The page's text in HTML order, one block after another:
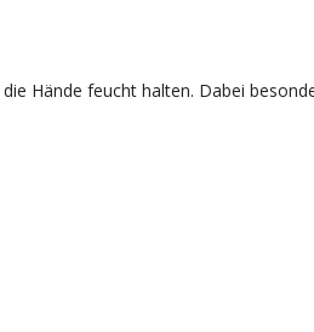
Hände feucht halten. Dabei